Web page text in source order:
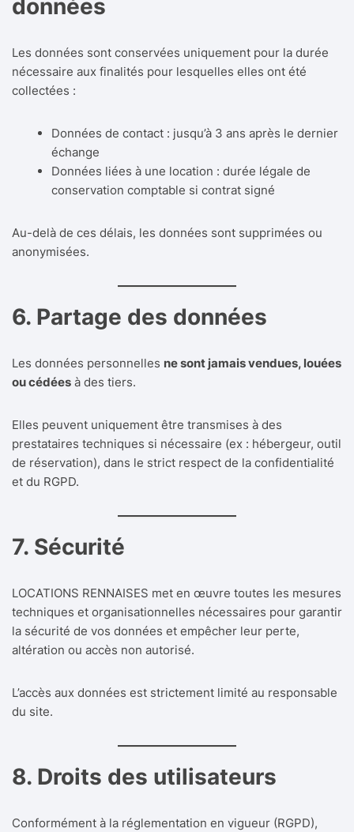
données
Les données sont conservées uniquement pour la durée
nécessaire aux finalités pour lesquelles elles ont été
collectées :
Données de contact : jusqu’à 3 ans après le dernier
échange
Données liées à une location : durée légale de
conservation comptable si contrat signé
Au-delà de ces délais, les données sont supprimées ou
anonymisées.
6. Partage des données
Les données personnelles ne sont jamais vendues, louées
ou cédées à des tiers.
Elles peuvent uniquement être transmises à des
prestataires techniques si nécessaire (ex : hébergeur, outil
de réservation), dans le strict respect de la confidentialité
et du RGPD.
7. Sécurité
LOCATIONS RENNAISES met en œuvre toutes les mesures
techniques et organisationnelles nécessaires pour garantir
la sécurité de vos données et empêcher leur perte,
altération ou accès non autorisé.
L’accès aux données est strictement limité au responsable
du site.
8. Droits des utilisateurs
Conformément à la réglementation en vigueur (RGPD),